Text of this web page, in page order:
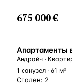
675 000 €
ВНЖ
Апартаменты
Андрайч ·
1 санузел · 61 м²
Спален: 2